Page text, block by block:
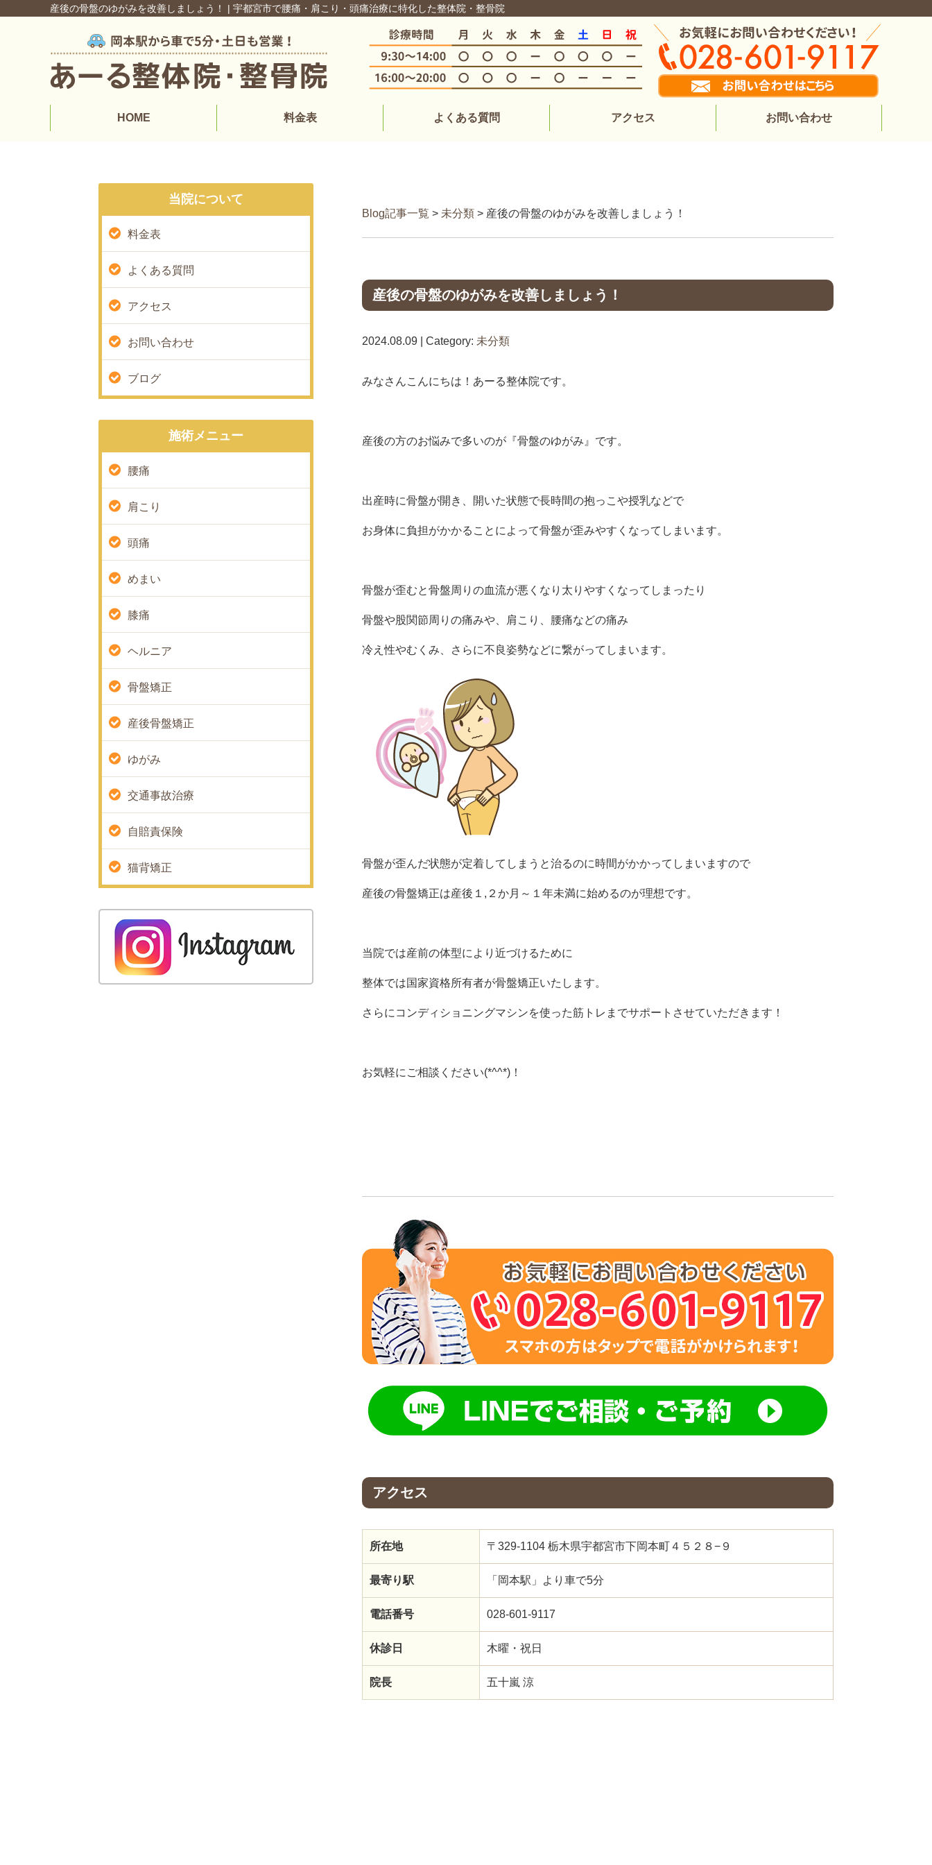
産後の骨盤のゆがみを改善しましょう！ | 宇都宮市で腰痛・肩こり・頭痛治療に特化した整体院・整骨院
HOME 料金表 よくある質問 アクセス お問い合わせ
Blog記事一覧 > 未分類 > 産後の骨盤のゆがみを改善しましょう！
産後の骨盤のゆがみを改善しましょう！
2024.08.09 | Category: 未分類
みなさんこんにちは！あーる整体院です。
産後の方のお悩みで多いのが『骨盤のゆがみ』です。
出産時に骨盤が開き、開いた状態で長時間の抱っこや授乳などで
お身体に負担がかかることによって骨盤が歪みやすくなってしまいます。
骨盤が歪むと骨盤周りの血流が悪くなり太りやすくなってしまったり
骨盤や股関節周りの痛みや、肩こり、腰痛などの痛み
冷え性やむくみ、さらに不良姿勢などに繋がってしまいます。
骨盤が歪んだ状態が定着してしまうと治るのに時間がかかってしまいますので
産後の骨盤矯正は産後１,２か月～１年未満に始めるのが理想です。
当院では産前の体型により近づけるために
整体では国家資格所有者が骨盤矯正いたします。
さらにコンディショニングマシンを使った筋トレまでサポートさせていただきます！
お気軽にご相談ください(*^^*)！
アクセス
所在地 〒329-1104 栃木県宇都宮市下岡本町４５２８−９
最寄り駅 「岡本駅」より車で5分
電話番号 028-601-9117
休診日 木曜・祝日
院長 五十嵐 涼
当院について
料金表
よくある質問
アクセス
お問い合わせ
ブログ
施術メニュー
腰痛
肩こり
頭痛
めまい
膝痛
ヘルニア
骨盤矯正
産後骨盤矯正
ゆがみ
交通事故治療
自賠責保険
猫背矯正